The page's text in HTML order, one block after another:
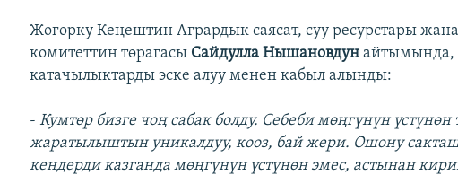
Жогорку Кеңештин Агрардык саясат, суу ресурстары
комитеттин төрагасы Сайдулла Нышановдунайтымында,
катачылыктарды эске алуу менен кабыл алынды:
-Кумтөр бизге чоң сабак болду. Себеби мөңгүнүн
жаратылыштын уникалдуу, кооз, бай жери. Ошону сакташ
кендерди казганда мөңгүнүн үстүнөн эмес, астынан